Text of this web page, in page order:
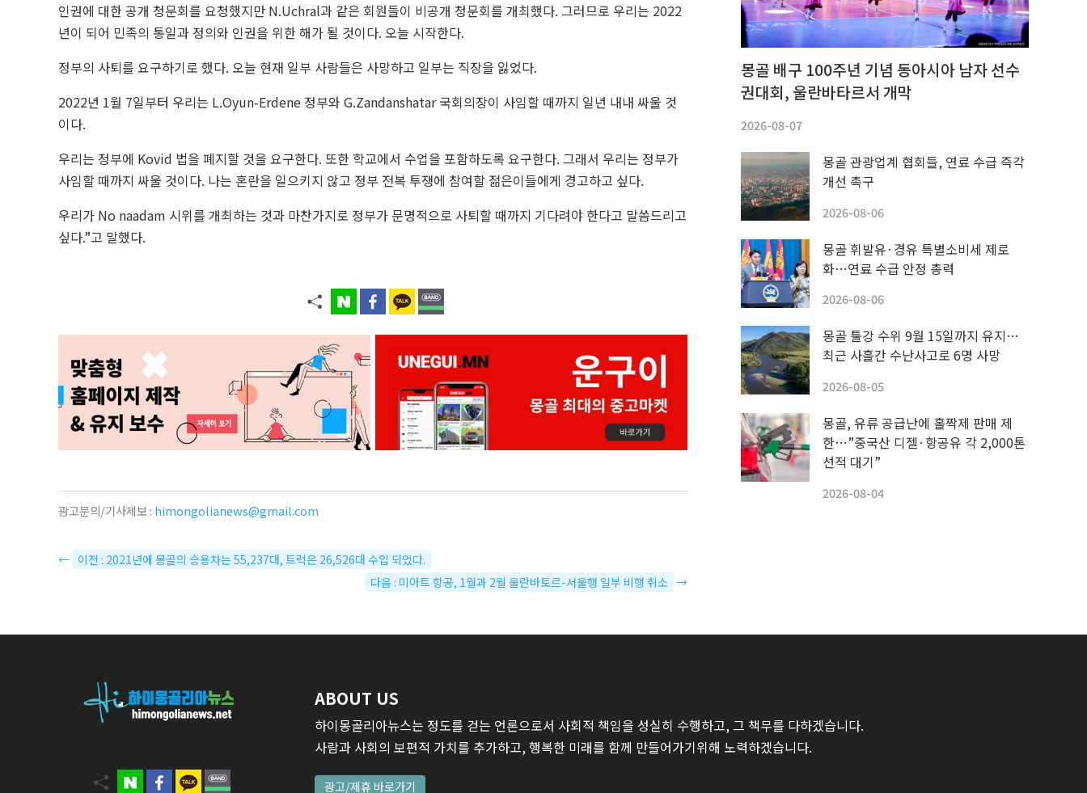
인권에 대한 공개 청문회를 요청했지만 N.Uchral과 같은 회원들이 비공개 청문회를 개최했다. 그러므로 우리는 2022
년이 되어 민족의 통일과 정의와 인권을 위한 해가 될 것이다. 오늘 시작한다.
정부의 사퇴를 요구하기로 했다. 오늘 현재 일부 사람들은 사망하고 일부는 직장을 잃었다.
2022년 1월 7일부터 우리는 L.Oyun-Erdene 정부와 G.Zandanshatar 국회의장이 사임할 때까지 일년 내내 싸울 것
이다.
우리는 정부에 Kovid 법을 폐지할 것을 요구한다. 또한 학교에서 수업을 포함하도록 요구한다. 그래서 우리는 정부가
사임할 때까지 싸울 것이다. 나는 혼란을 일으키지 않고 정부 전복 투쟁에 참여할 젊은이들에게 경고하고 싶다.
우리가 No naadam 시위를 개최하는 것과 마찬가지로 정부가 문명적으로 사퇴할 때까지 기다려야 한다고 말씀드리고
싶다.”고 말했다.
광고문의/기사제보 : himongolianews@gmail.com
← 이전 : 2021년에 몽골의 승용차는 55,237대, 트럭은 26,526대 수입 되었다.
다음 : 미아트 항공, 1월과 2월 울란바토르-서울행 일부 비행 취소 →
몽골 배구 100주년 기념 동아시아 남자 선수
권대회, 울란바타르서 개막
2026-08-07
몽골 관광업계 협회들, 연료 수급 즉각
개선 촉구
2026-08-06
몽골 휘발유·경유 특별소비세 제로
화…연료 수급 안정 총력
2026-08-06
몽골 툴강 수위 9월 15일까지 유지…
최근 사흘간 수난사고로 6명 사망
2026-08-05
몽골, 유류 공급난에 홀짝제 판매 제
한…”중국산 디젤·항공유 각 2,000톤
선적 대기”
2026-08-04
ABOUT US
하이몽골리아뉴스는 정도를 걷는 언론으로서 사회적 책임을 성실히 수행하고, 그 책무를 다하겠습니다.
사람과 사회의 보편적 가치를 추가하고, 행복한 미래를 함께 만들어가기위해 노력하겠습니다.
광고/제휴 바로가기